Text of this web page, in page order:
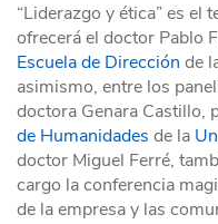
“Liderazgo y ética” es el
ofrecerá el doctor Pablo
Escuela de Dirección de
asimismo, entre los
doctora Genara Castillo,
de Humanidades de la
doctor Miguel Ferré,
cargo la conferencia
de la empresa y las